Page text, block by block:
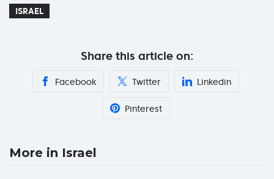
ISRAEL
Share this article on:
Facebook Twitter Linkedin
Pinterest
More in Israel